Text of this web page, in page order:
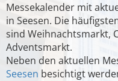
Messekalender mit
in Seesen. Die
sind Weihnachtsmarkt,
Adventsmarkt.
Neben den aktuellen
Seesen besichtigt